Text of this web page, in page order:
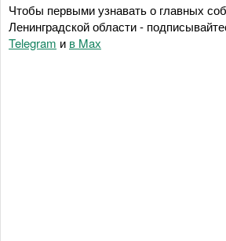
Чтобы первыми узнавать о главных
Ленинградской области -
Telegram и в Maх